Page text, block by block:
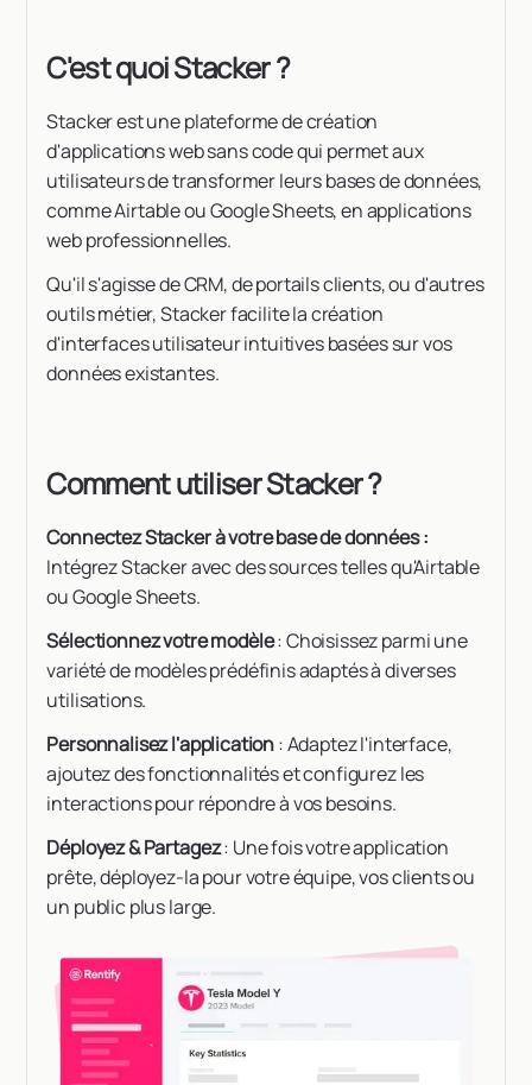
C'est quoi Stacker ?
Stacker est une plateforme de création
d'applications web sans code qui permet aux
utilisateurs de transformer leurs bases de données,
comme Airtable ou Google Sheets, en applications
web professionnelles.
Qu'il s'agisse de CRM, de portails clients, ou d'autres
outils métier, Stacker facilite la création
d'interfaces utilisateur intuitives basées sur vos
données existantes.
Comment utiliser Stacker ?
Connectez Stacker à votre base de données :
Intégrez Stacker avec des sources telles qu'Airtable
ou Google Sheets.
Sélectionnez votre modèle: Choisissez parmi une
variété de modèles prédéfinis adaptés à diverses
utilisations.
Personnalisez l'application: Adaptez l'interface,
ajoutez des fonctionnalités et configurez les
interactions pour répondre à vos besoins.
Déployez & Partagez: Une fois votre application
prête, déployez-la pour votre équipe, vos clients ou
un public plus large.